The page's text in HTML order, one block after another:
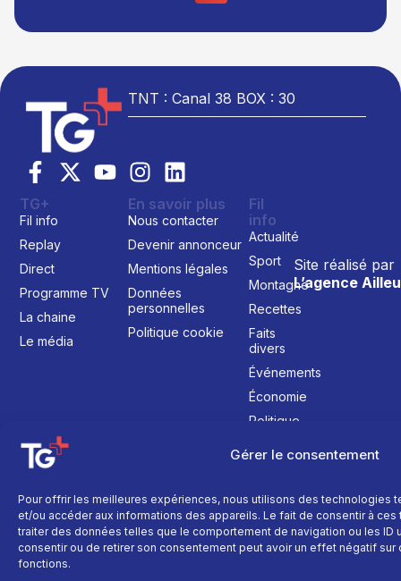
Gérer le consentement
Pour offrir les meilleures expériences, nous utilisons des technologies
et/ou accéder aux informations des appareils. Le fait de consentir à
traiter des données telles que le comportement de navigation ou les ID
consentir ou de retirer son consentement peut avoir un effet négatif
fonctions.
TNT : Canal 38 BOX : 30
Site réalisé par
L’agence
TG+
Fil info
Replay
Direct
Programme TV
La chaine
Le média
En savoir plus
Nous contacter
Devenir annonceur
Mentions légales
Données
personnelles
Politique cookie
Fil
info
Actualité
Sport
Montagne
Recettes
Faits
divers
Événements
Économie
Politique